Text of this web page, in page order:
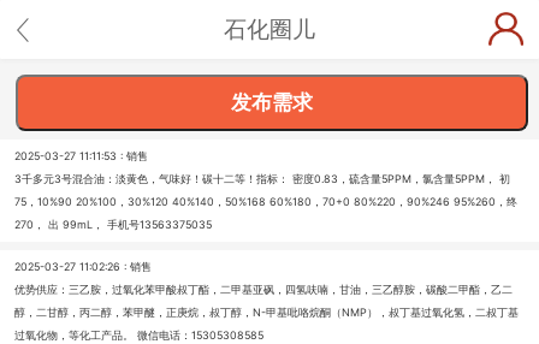
石化圈儿
发布需求
2025-03-27 11:11:53 : 销售
3千多元3号混合油：淡黄色，气味好！碳十二等！指标： 密度0.83，硫含量5PPM，氯含量5PPM， 初
75，10%90 20%100，30%120 40%140，50%168 60%180，70+0 80%220，90%246 95%260，终
270， 出 99mL， 手机号13563375035
2025-03-27 11:02:26 : 销售
优势供应：三乙胺，过氧化苯甲酸叔丁酯，二甲基亚砜，四氢呋喃，甘油，三乙醇胺，碳酸二甲酯，乙二
醇，二甘醇，丙二醇，苯甲醚，正庚烷，叔丁醇，N-甲基吡咯烷酮（NMP），叔丁基过氧化氢，二叔丁基
过氧化物，等化工产品。 微信电话：15305308585